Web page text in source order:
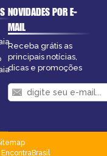
NOVIDADES POR E-
MAIL
Receba grátis as
principais notícias,
dicas e promoções